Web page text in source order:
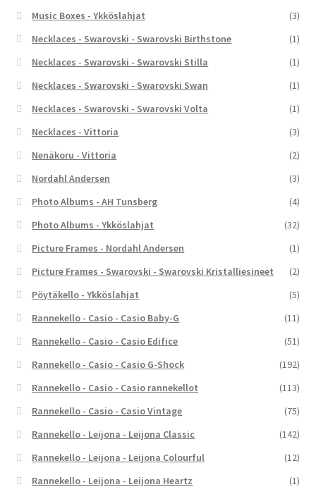
Music Boxes - Ykköslahjat
(3)
Necklaces - Swarovski - Swarovski Birthstone
(1)
Necklaces - Swarovski - Swarovski Stilla
(1)
Necklaces - Swarovski - Swarovski Swan
(1)
Necklaces - Swarovski - Swarovski Volta
(1)
Necklaces - Vittoria
(3)
Nenäkoru - Vittoria
(2)
Nordahl Andersen
(3)
Photo Albums - AH Tunsberg
(4)
Photo Albums - Ykköslahjat
(32)
Picture Frames - Nordahl Andersen
(1)
Picture Frames - Swarovski - Swarovski Kristalliesineet
(2)
Pöytäkello - Ykköslahjat
(5)
Rannekello - Casio - Casio Baby-G
(11)
Rannekello - Casio - Casio Edifice
(51)
Rannekello - Casio - Casio G-Shock
(192)
Rannekello - Casio - Casio rannekellot
(113)
Rannekello - Casio - Casio Vintage
(75)
Rannekello - Leijona - Leijona Classic
(142)
Rannekello - Leijona - Leijona Colourful
(12)
Rannekello - Leijona - Leijona Heartz
(1)